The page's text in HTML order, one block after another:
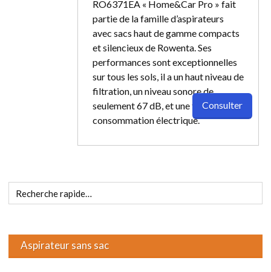
RO6371EA « Home&Car Pro » fait
partie de la famille d’aspirateurs
avec sacs haut de gamme compacts
et silencieux de Rowenta. Ses
performances sont exceptionnelles
sur tous les sols, il a un haut niveau de
filtration, un niveau sonore de
seulement 67 dB, et une très basse
consommation électrique.
Consulter
Aspirateur sans sac